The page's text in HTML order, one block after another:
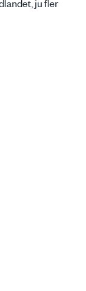
ju fler